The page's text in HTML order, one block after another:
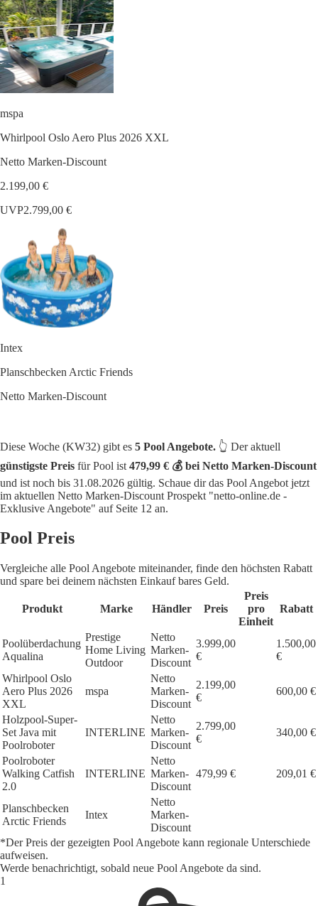
mspa
Whirlpool Oslo Aero Plus 2026 XXL
Netto Marken-Discount
2.199,00 €
UVP2.799,00 €
Intex
Planschbecken Arctic Friends
Netto Marken-Discount
Diese Woche (KW32) gibt es 5 Pool Angebote. 👆 Der aktuell
günstigste Preis für Pool ist 479,99 € 💰 bei Netto Marken-Discount
und ist noch bis 31.08.2026 gültig. Schaue dir das Pool Angebot jetzt
im aktuellen Netto Marken-Discount Prospekt "netto-online.de -
Exklusive Angebote" auf Seite 12 an.
Pool Preis
Vergleiche alle Pool Angebote miteinander, finde den höchsten Rabatt
und spare bei deinem nächsten Einkauf bares Geld.
Produkt Marke Händler Preis
Preis
pro
Einheit
Rabatt
Poolüberdachung
Aqualina
Prestige
Home Living
Outdoor
Netto
Marken-
Discount
3.999,00
€
1.500,00
€
Whirlpool Oslo
Aero Plus 2026
XXL
mspa
Netto
Marken-
Discount
2.199,00
€
600,00 €
Holzpool-Super-
Set Java mit
Poolroboter
INTERLINE
Netto
Marken-
Discount
2.799,00
€
340,00 €
Poolroboter
Walking Catfish
2.0
INTERLINE
Netto
Marken-
Discount
479,99 € 209,01 €
Planschbecken
Arctic Friends
Intex
Netto
Marken-
Discount
*Der Preis der gezeigten Pool Angebote kann regionale Unterschiede
aufweisen.
Werde benachrichtigt, sobald neue Pool Angebote da sind.